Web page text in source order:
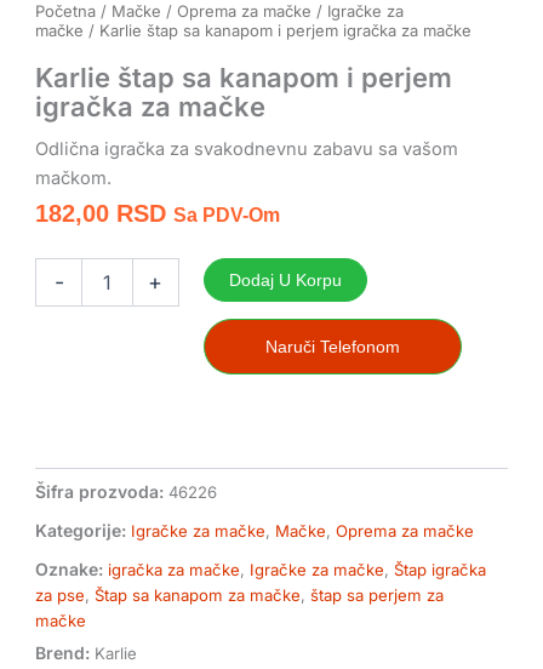
Početna / Mačke /Oprema za mačke / Igračke za
mačke / Karlie štap sa kanapom i perjem igračka za mačke
Karlie štap sa kanapom i perjem
igračka za mačke
Odlična igračka za svakodnevnu zabavu sa vašom
mačkom.
182,00 RSD Sa PDV-Om
- + Dodaj U Korpu
Naruči Telefonom
Šifra prozvoda:46226
Kategorije: Igračke za mačke, Mačke,Oprema za mačke
Oznake: igračka za mačke, Igračke za mačke,Štap igračka
za pse,Štap sa kanapom za mačke,štap sa perjem za
mačke
Brend: Karlie